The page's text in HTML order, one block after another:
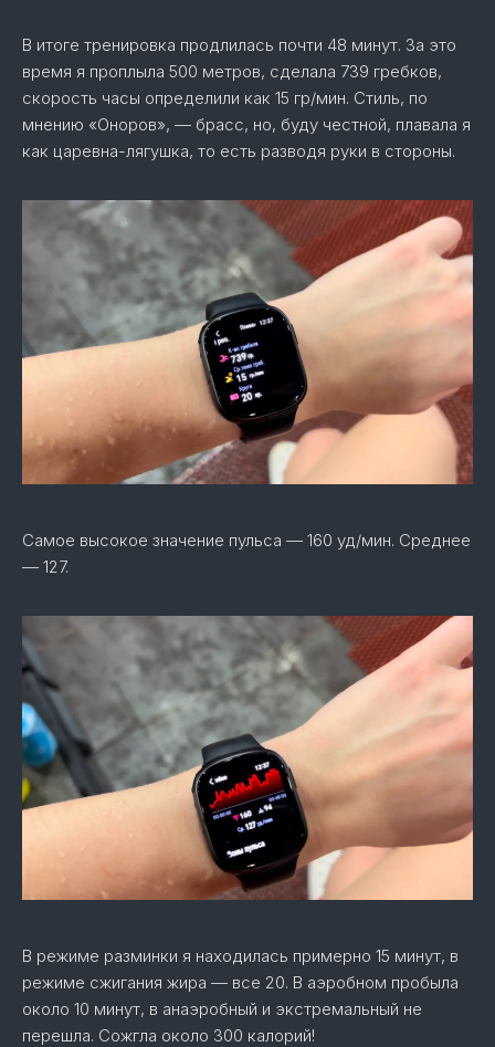
В итоге тренировка продлилась почти 48 минут. За это
время я проплыла 500 метров, сделала 739 гребков,
скорость часы определили как 15 гр/мин. Стиль, по
мнению «Оноров», — брасс, но, буду честной, плавала я
как царевна-лягушка, то есть разводя руки в стороны.
Самое высокое значение пульса — 160 уд/мин. Среднее
— 127.
В режиме разминки я находилась примерно 15 минут, в
режиме сжигания жира — все 20. В аэробном пробыла
около 10 минут, в анаэробный и экстремальный не
перешла. Сожгла около 300 калорий!